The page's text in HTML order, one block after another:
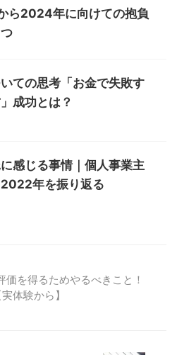
ら2024年に向けての抱負
ての思考「お金で失敗す
成功とは？
感じる事情｜個人事業主
年を振り返る
価を得るためやるべきこと！
体験から】